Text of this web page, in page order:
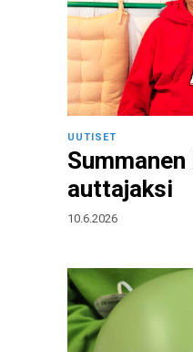
UUTISET
Summanen
auttajaksi
10.6.2026